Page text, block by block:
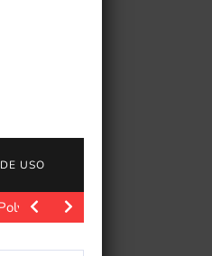
USO
Uma das maiores